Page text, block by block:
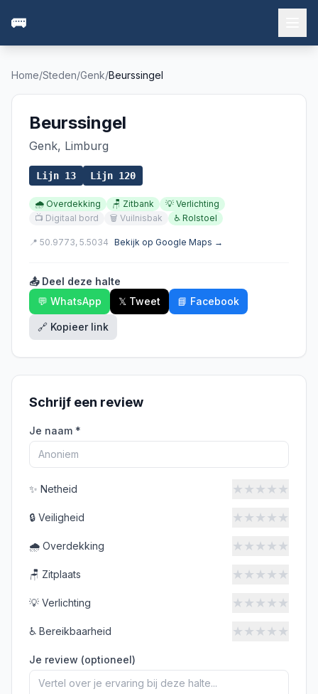
🚌
Home/Steden/Genk/Beurssingel
Beurssingel
Genk, Limburg
Lijn 13 Lijn 120
🌧️ Overdekking 🪑 Zitbank 💡 Verlichting
📺 Digitaal bord 🗑️ Vuilnisbak ♿ Rolstoel
📍 50.9773, 5.5034 Bekijk op Google Maps →
📤 Deel deze halte
💬 WhatsApp
𝕏 Tweet 📘 Facebook
🔗 Kopieer link
Schrijf een review
Je naam *
✨ Netheid ★★★★★
🔒 Veiligheid ★★★★★
🌧️ Overdekking ★★★★★
🪑 Zitplaats ★★★★★
💡 Verlichting ★★★★★
♿ Bereikbaarheid ★★★★★
Je review (optioneel)